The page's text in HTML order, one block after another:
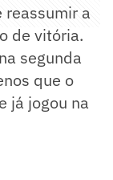
reassumir a
de vitória.
segunda
que o
já jogou na